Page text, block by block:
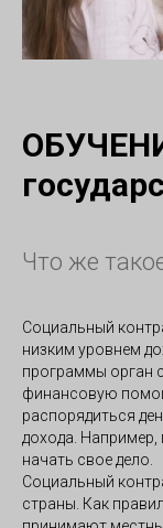
Что же
Социальный
низким уровнем
программы орган
финансовую
распорядиться
дохода. Например,
начать свое дело.
Социальный
страны. Как